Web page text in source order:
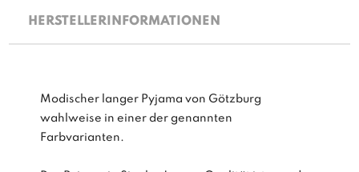
HERSTELLERINFORMATIONEN
Modischer langer Pyjama von Götzburg
wahlweise in einer der genannten
Farbvarianten.